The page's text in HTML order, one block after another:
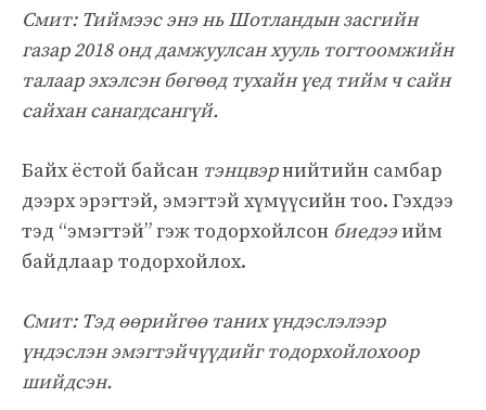
Смит: Тиймээс энэ нь Шотландын засгийн
газар 2018 онд дамжуулсан хууль тогтоомжийн
талаар эхэлсэн бөгөөд тухайн үед тийм ч сайн
сайхан санагдсангүй.
Байх ёстой байсан тэнцвэрнийтийн самбар
дээрх эрэгтэй, эмэгтэй хүмүүсийн тоо. Гэхдээ
тэд “эмэгтэй” гэж тодорхойлсон биедээийм
байдлаар тодорхойлох.
Смит: Тэд өөрийгөө таних үндэслэлээр
үндэслэн эмэгтэйчүүдийг тодорхойлохоор
шийдсэн.